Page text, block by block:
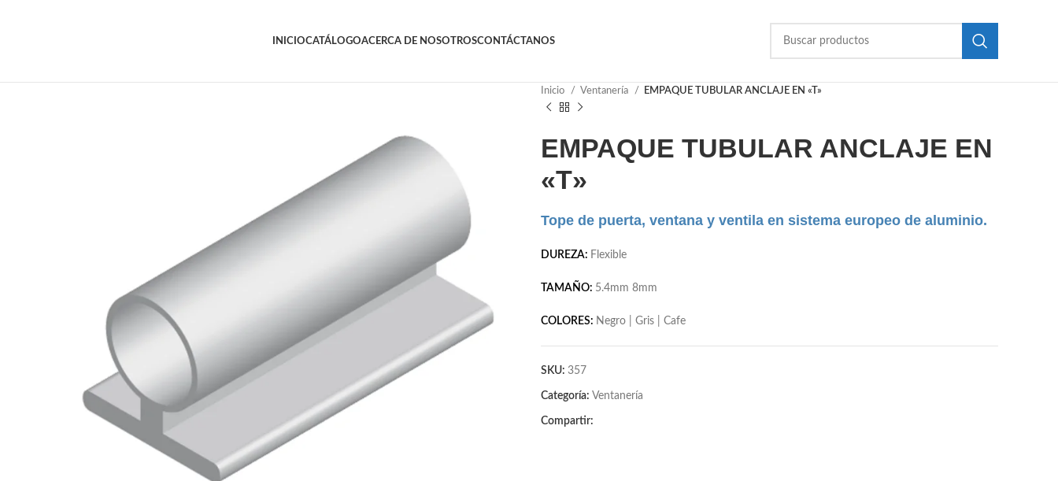
INICIOCATÁLOGOACERCA DE NOSOTROSCONTÁCTANOS
Inicio Ventanería EMPAQUE TUBULAR ANCLAJE EN «T»
EMPAQUE TUBULAR ANCLAJE EN
«T»
Tope de puerta, ventana y ventila en sistema europeo de aluminio.
DUREZA: Flexible
TAMAÑO: 5.4mm 8mm
COLORES: Negro | Gris | Cafe
SKU: 357
Categoría: Ventanería
Compartir: